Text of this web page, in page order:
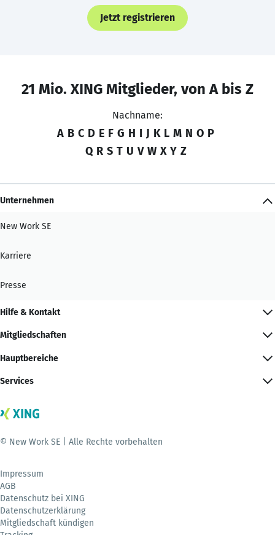
Jetzt registrieren
21 Mio. XING Mitglieder, von A bis Z
Nachname:
A B C D E F G H I J K L M N O P
Q R S T U V W X Y Z
Unternehmen
New Work SE
Karriere
Presse
Hilfe & Kontakt
Mitgliedschaften
Hauptbereiche
Services
© New Work SE | Alle Rechte vorbehalten
Impressum
AGB
Datenschutz bei XING
Datenschutzerklärung
Mitgliedschaft kündigen